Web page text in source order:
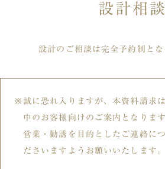
設計相談
設計のご相談は完全予約制とな
誠に恐れ入りますが、本資料請求
中のお客様向けのご案内となります
営業・勧誘を目的としたご連絡に
ださいますようお願いいたします。